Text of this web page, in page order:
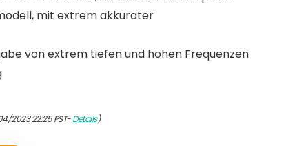
mit extrem akkurater
von extrem tiefen und hohen Frequenzen
2023 22:25 PST-Details)